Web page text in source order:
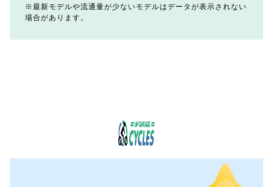
最新モデルや流通量が少ないモデルはデータが表示されない
場合があります。